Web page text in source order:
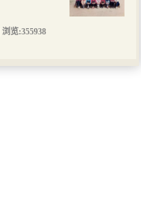
| 浏览:355938